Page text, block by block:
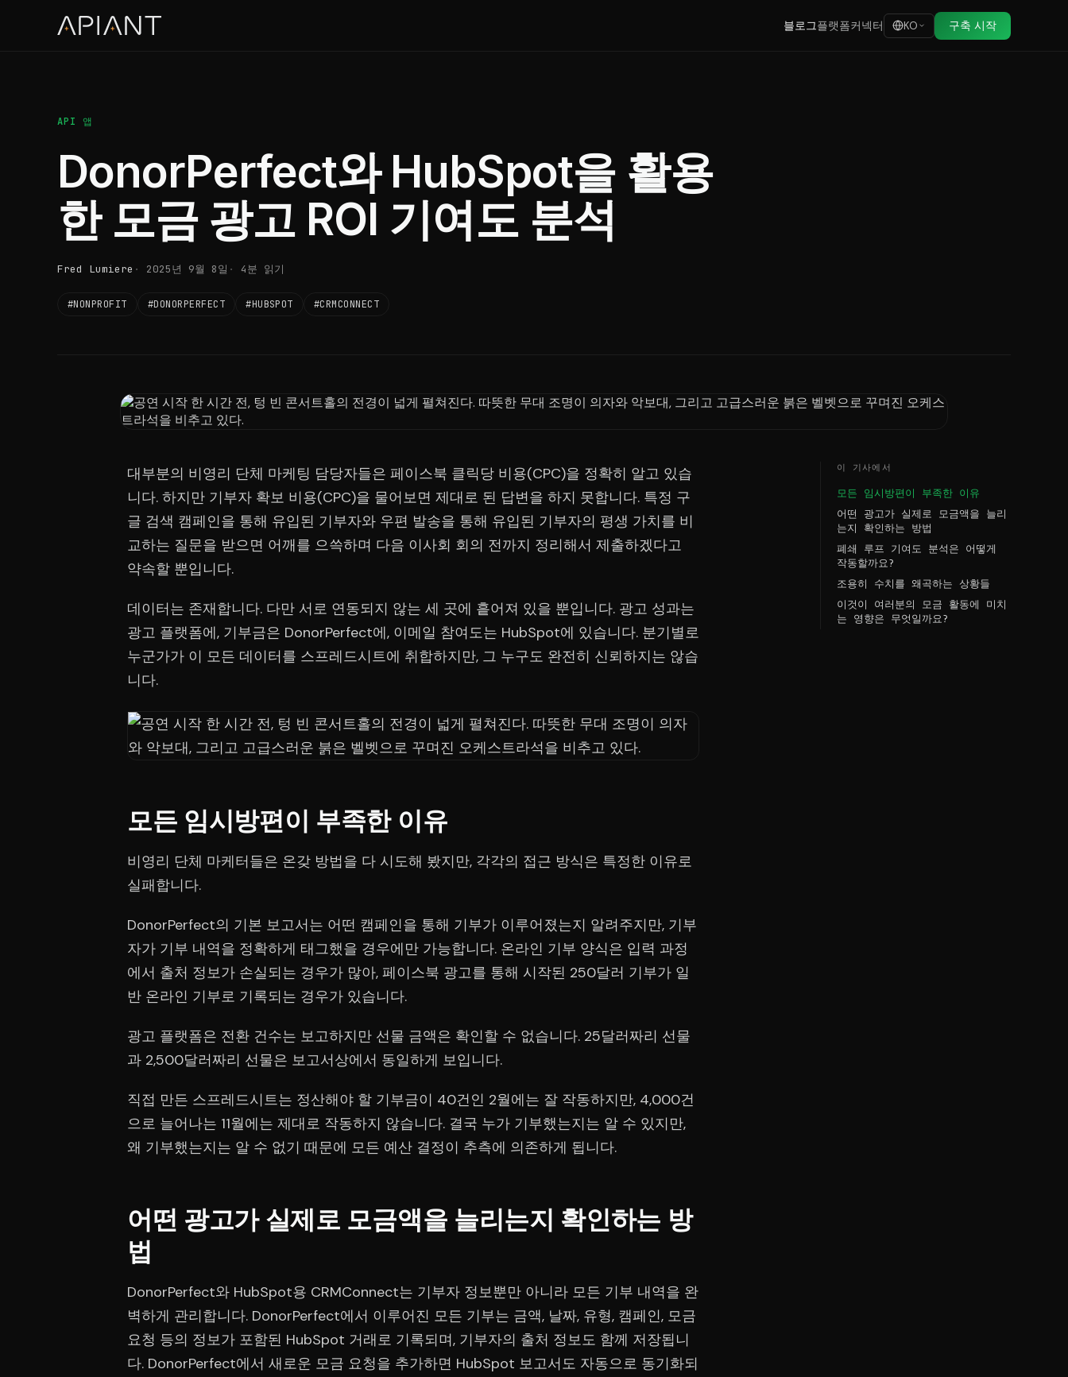
블로그플랫폼커넥터 KO 구축 시작
API 앱
DonorPerfect와 HubSpot을 활용
한 모금 광고 ROI 기여도 분석
Fred Lumiere 2025년 9월 8일 4분 읽기
#NONPROFIT #DONORPERFECT #HUBSPOT #CRMCONNECT
대부분의 비영리 단체 마케팅 담당자들은 페이스북 클릭당 비용(CPC)을 정확히 알고 있습
니다. 하지만 기부자 확보 비용(CPC)을 물어보면 제대로 된 답변을 하지 못합니다. 특정 구
글 검색 캠페인을 통해 유입된 기부자와 우편 발송을 통해 유입된 기부자의 평생 가치를 비
교하는 질문을 받으면 어깨를 으쓱하며 다음 이사회 회의 전까지 정리해서 제출하겠다고
약속할 뿐입니다.
데이터는 존재합니다. 다만 서로 연동되지 않는 세 곳에 흩어져 있을 뿐입니다. 광고 성과는
광고 플랫폼에, 기부금은 DonorPerfect에, 이메일 참여도는 HubSpot에 있습니다. 분기별로
누군가가 이 모든 데이터를 스프레드시트에 취합하지만, 그 누구도 완전히 신뢰하지는 않습
니다.
모든 임시방편이 부족한 이유
비영리 단체 마케터들은 온갖 방법을 다 시도해 봤지만, 각각의 접근 방식은 특정한 이유로
실패합니다.
DonorPerfect의 기본 보고서는 어떤 캠페인을 통해 기부가 이루어졌는지 알려주지만, 기부
자가 기부 내역을 정확하게 태그했을 경우에만 가능합니다. 온라인 기부 양식은 입력 과정
에서 출처 정보가 손실되는 경우가 많아, 페이스북 광고를 통해 시작된 250달러 기부가 일
반 온라인 기부로 기록되는 경우가 있습니다.
광고 플랫폼은 전환 건수는 보고하지만 선물 금액은 확인할 수 없습니다. 25달러짜리 선물
과 2,500달러짜리 선물은 보고서상에서 동일하게 보입니다.
직접 만든 스프레드시트는 정산해야 할 기부금이 40건인 2월에는 잘 작동하지만, 4,000건
으로 늘어나는 11월에는 제대로 작동하지 않습니다. 결국 누가 기부했는지는 알 수 있지만,
왜 기부했는지는 알 수 없기 때문에 모든 예산 결정이 추측에 의존하게 됩니다.
어떤 광고가 실제로 모금액을 늘리는지 확인하는 방
법
DonorPerfect와 HubSpot용 CRMConnect는 기부자 정보뿐만 아니라 모든 기부 내역을 완
벽하게 관리합니다. DonorPerfect에서 이루어진 모든 기부는 금액, 날짜, 유형, 캠페인, 모금
요청 등의 정보가 포함된 HubSpot 거래로 기록되며, 기부자의 출처 정보도 함께 저장됩니
다. DonorPerfect에서 새로운 모금 요청을 추가하면 HubSpot 보고서도 자동으로 동기화되
이 기사에서
모든 임시방편이 부족한 이유
어떤 광고가 실제로 모금액을 늘리
는지 확인하는 방법
폐쇄 루프 기여도 분석은 어떻게
작동할까요?
조용히 수치를 왜곡하는 상황들
이것이 여러분의 모금 활동에 미치
는 영향은 무엇일까요?